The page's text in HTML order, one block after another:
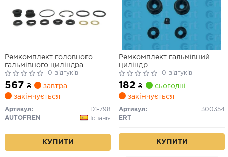
Ремкомплект головного
гальмівного циліндра
0 відгуків
567 ₴
завтра
закінчується
Артикул:
D1-798
AUTOFREN
Іспанія
КУПИТИ
Ремкомплект гальмівний
циліндр
0 відгуків
182 ₴
сьогодні
закінчується
Артикул:
300354
ERT
КУПИТИ